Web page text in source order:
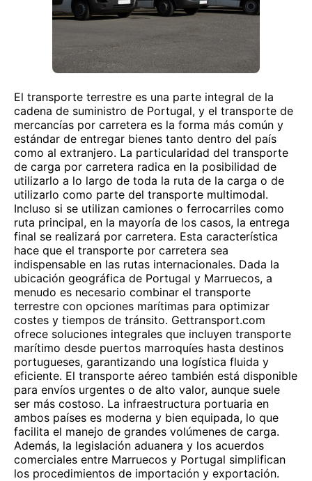
El transporte terrestre es una parte integral de la
cadena de suministro de Portugal, y el transporte de
mercancías por carretera es la forma más común y
estándar de entregar bienes tanto dentro del país
como al extranjero. La particularidad del transporte
de carga por carretera radica en la posibilidad de
utilizarlo a lo largo de toda la ruta de la carga o de
utilizarlo como parte del transporte multimodal.
Incluso si se utilizan camiones o ferrocarriles como
ruta principal, en la mayoría de los casos, la entrega
final se realizará por carretera. Esta característica
hace que el transporte por carretera sea
indispensable en las rutas internacionales. Dada la
ubicación geográfica de Portugal y Marruecos, a
menudo es necesario combinar el transporte
terrestre con opciones marítimas para optimizar
costes y tiempos de tránsito. Gettransport.com
ofrece soluciones integrales que incluyen transporte
marítimo desde puertos marroquíes hasta destinos
portugueses, garantizando una logística fluida y
eficiente. El transporte aéreo también está disponible
para envíos urgentes o de alto valor, aunque suele
ser más costoso. La infraestructura portuaria en
ambos países es moderna y bien equipada, lo que
facilita el manejo de grandes volúmenes de carga.
Además, la legislación aduanera y los acuerdos
comerciales entre Marruecos y Portugal simplifican
los procedimientos de importación y exportación.